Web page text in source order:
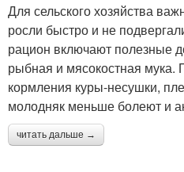
Для сельского хозяйства
росли быстро и не
рацион включают полезные
рыбная и мясокостная мука.
кормления куры-несушки,
молодняк меньше болеют и
читать дальше →